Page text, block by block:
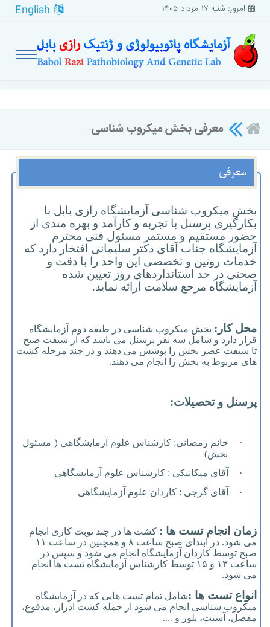
امروز: شنبه ۱۷ مرداد ۱۴۰۵
معرفی بخش میکروب شناسی
معرفی
بخش میکروب شناسی آزمایشگاه رازی بابل با
بکارگیری پرسنل با تجربه و کارآمد و بهره مندی از
حضور مستقیم و مستمر مسئول فنی محترم
آزمایشگاه جناب آقای دکتر سلیمانی افتخار دارد که
خدمات روتین و تخصصی این واحد را با دقت و
صحتی در حد استانداردهای روز تعیین شده
آزمایشگاه مرجع سلامت ارائه نماید.
محل کار: بخش میکروب شناسی در طبقه دوم آزمایشگاه
قرار دارد و شامل سه نفر پرسنل می باشد که از شیفت صبح
تا شیفت عصر بخش را پوشش می دهند و در چند مرحله کشت
های مربوط به بخش را انجام می دهند.
پرسنل و تحصیلات:
· خانم رمضانی: کارشناس علوم آزمایشگاهی ) مسئول
بخش)
·
آقای میکانیکی : کارشناس علوم آزمایشگاهی
·
آقای گرجی : کاردان علوم آزمایشگاهی
زمان انجام تست ها : کشت ها در چند نوبت کاری انجام
می شود. در ابتدای صبح ساعت ۸ و همچنین در ساعت ۱۱
صبح توسط کاردان آزمایشگاه انجام می شود و سپس در
ساعت ۱۳ و ۱۵ توسط کارشناس آزمایشگاه تست ها انجام
می شود.
انواع تست ها :شامل تمام تست هایی که در آزمایشگاه
میکروب شناسی انجام می شود از جمله کشت ادرار، مدفوع،
مفصل، آسیت، پلور و ....